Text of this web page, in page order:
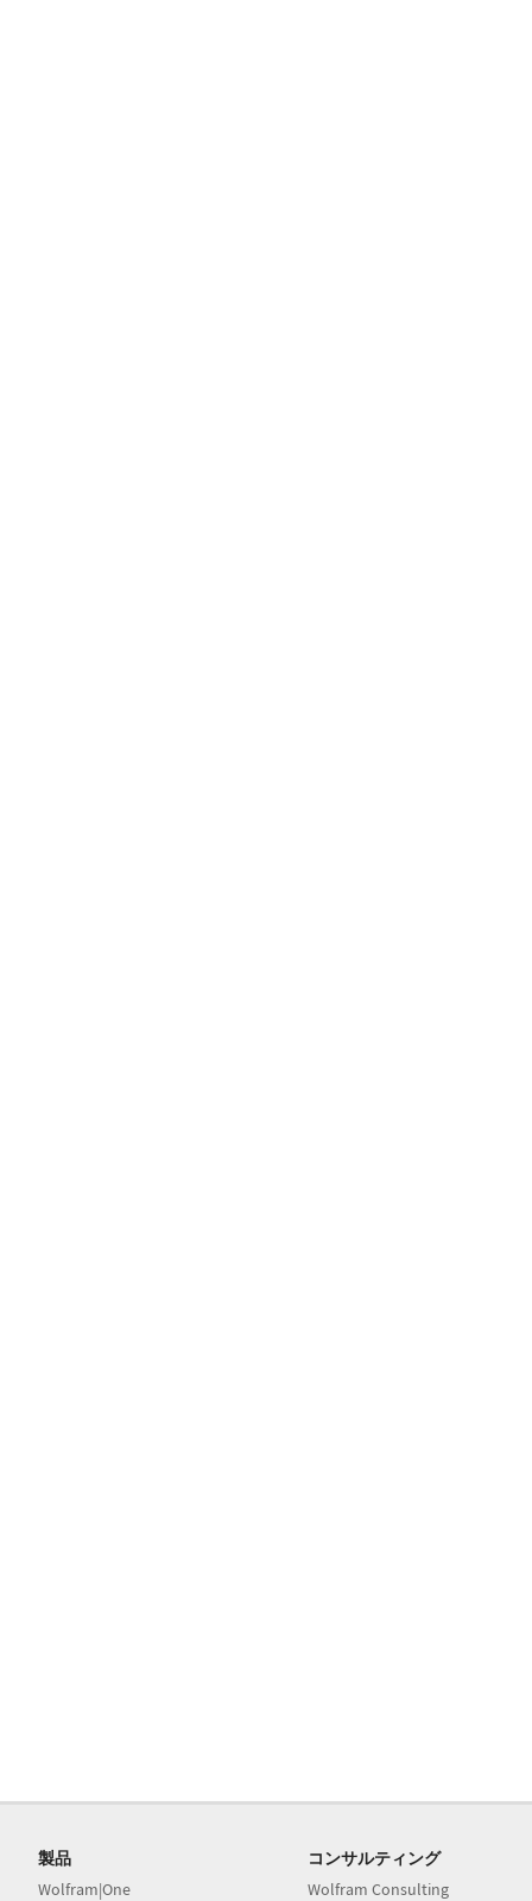
製品
Wolfram|One
コンサルティング
Wolfram Consulting